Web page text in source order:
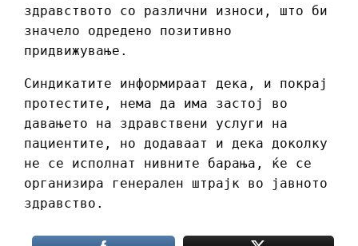
здравството со различни износи, што би
значело одредено позитивно
придвижување.
Синдикатите информираат дека, и покрај
протестите, нема да има застој во
давањето на здравствени услуги на
пациентите, но додаваат и дека доколку
не се исполнат нивните барања, ќе се
организира генерален штрајк во јавното
здравство.